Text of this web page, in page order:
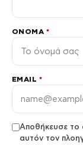
ΌΝΟΜΑ *
EMAIL *
Αποθήκευσε το
αυτόν τον